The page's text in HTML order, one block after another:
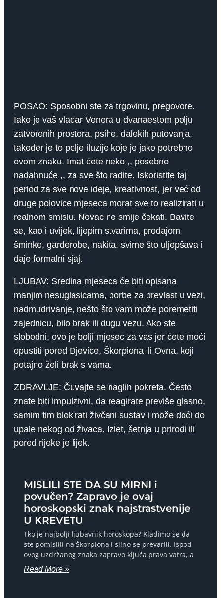
POSAO: Sposobni ste za trgovinu, pregovore.
Iako je vaš vladar Venera u dvanaestom polju
zatvorenih prostora, psihe, dalekih putovanja,
također je to polje iluzije koje je jako potrebno
ovom znaku. Imat ćete neko ,, posebno
nadahnuće ,, za sve što radite. Iskoristite taj
period za sve nove ideje, kreativnost, jer već od
druge polovice mjeseca morat sve to realizirati u
realnom smislu. Novac ne smije čekati. Bavite
se, kao i uvijek, lijepim stvarima, prodajom
šminke, garderobe, nakita, svime što uljepšava i
daje formalni sjaj.
LJUBAV: Sredina mjeseca će biti opisana
manjim nesuglasicama, borbe za prevlast u vezi,
nadmudrivanje, nešto što vam može poremetiti
zajednicu, bilo brak ili dugu vezu. Ako ste
slobodni, ovo je bolji mjesec za vas jer ćete moći
opustiti pored Djevice, Škorpiona ili Ovna, koji
potajno želi brak s vama.
ZDRAVLJE: Čuvajte se naglih pokreta. Često
znate biti impulzivni, da reagirate previše glasno,
samim tim blokirati živčani sustav i može doći do
upale nekog od živaca. Izlet, šetnja u prirodi ili
pored rijeke je lijek.
MISLILI STE DA SU MIRNI i
povučen? Zapravo je ovaj
horoskopski znak najstrastvenije
U KREVETU
Tko je najbolji ljubavnik horoskopa? Kladimo se da
ste pomislili na Škorpiona i silno se prevarili. Ispod
ovog uzdržanog znaka zapravo ključa prava vatra, a
Read More »